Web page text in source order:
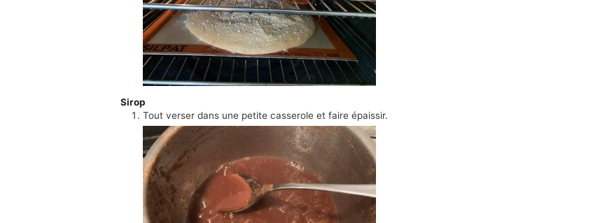
Sirop
Tout verser dans une petite casserole et faire épaissir.